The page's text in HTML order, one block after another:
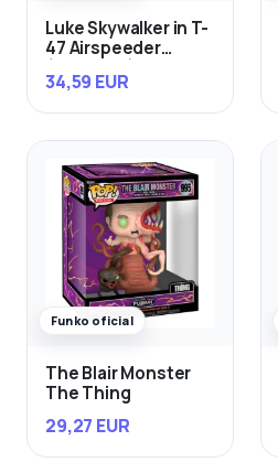
Luke Skywalker in T-
47 Airspeeder
34,59 EUR
Funko oficial
The Blair Monster
The Thing
29,27 EUR